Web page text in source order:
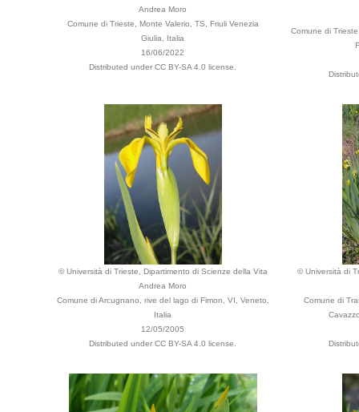
Andrea Moro
Comune di Trieste, Monte Valerio, TS, Friuli Venezia
Giulia, Italia
16/06/2022
Distributed under CC BY-SA 4.0 license.
Comune di
© Università di Trieste, Dipartimento di Scienze della Vita
Andrea Moro
Comune di Arcugnano, rive del lago di Fimon, VI, Veneto,
Italia
12/05/2005
Distributed under CC BY-SA 4.0 license.
© Università di
Comune di